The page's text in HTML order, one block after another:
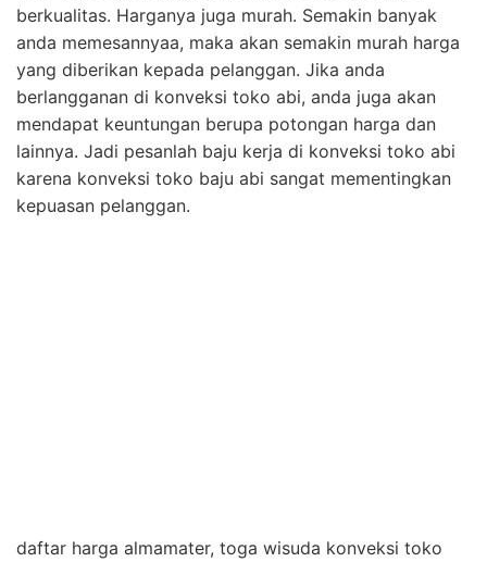
berkualitas. Harganya juga murah. Semakin banyak
anda memesannyaa, maka akan semakin murah harga
yang diberikan kepada pelanggan. Jika anda
berlangganan di konveksi toko abi, anda juga akan
mendapat keuntungan berupa potongan harga dan
lainnya. Jadi pesanlah baju kerja di konveksi toko abi
karena konveksi toko baju abi sangat mementingkan
kepuasan pelanggan.
daftar harga almamater, toga wisuda konveksi toko